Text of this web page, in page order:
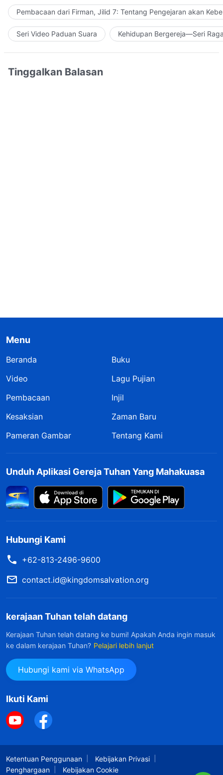
Pembacaan dari Firman, Jilid 7: Tentang Pengejaran akan
Seri Video Paduan Suara Kehidupan Bergereja—Seri
Tinggalkan Balasan
Menu
Beranda
Buku
Video
Lagu Pujian
Pembacaan
Injil
Kesaksian
Zaman Baru
Pameran Gambar
Tentang Kami
Unduh Aplikasi Gereja Tuhan Yang Mahakuasa
Hubungi Kami
+62-813-2496-9600
contact.id@kingdomsalvation.org
kerajaan Tuhan telah datang
Kerajaan Tuhan telah datang ke bumi! Apakah Anda ingin masuk
ke dalam kerajaan Tuhan? Pelajari lebih lanjut
Hubungi kami via WhatsApp
Ikuti Kami
Ketentuan Penggunaan
Kebijakan Privasi
Penghargaan
Kebijakan Cookie